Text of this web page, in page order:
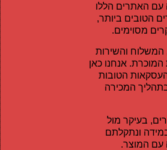
עם האתרים הללו
הטובים ביותר,
מסוימים.
והשירות
אנחנו כאן
הטובות
המכירה
בעיקר מול
ונתקלתם
עם המוצר.